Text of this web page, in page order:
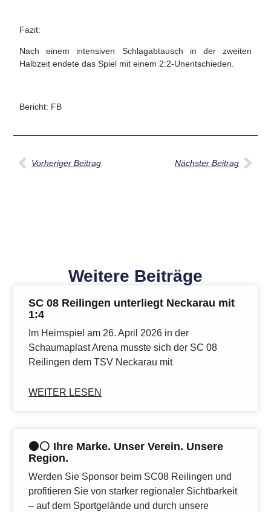
Fazit:
Nach einem intensiven Schlagabtausch in der zweiten
Halbzeit endete das Spiel mit einem 2:2-Unentschieden.
Bericht: FB
Vorheriger Beitrag Nächster Beitrag
Weitere Beiträge
SC 08 Reilingen unterliegt Neckarau mit
1:4
Im Heimspiel am 26. April 2026 in der
Schaumaplast Arena musste sich der SC 08
Reilingen dem TSV Neckarau mit
WEITER LESEN
⚫️⚪️ Ihre Marke. Unser Verein. Unsere
Region.
Werden Sie Sponsor beim SC08 Reilingen und
profitieren Sie von starker regionaler Sichtbarkeit
– auf dem Sportgelände und durch unsere